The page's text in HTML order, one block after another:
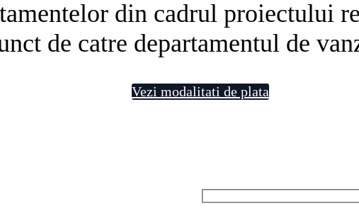
din cadrul proiectului
de catre departamentul de
Vezi modalitati de plata